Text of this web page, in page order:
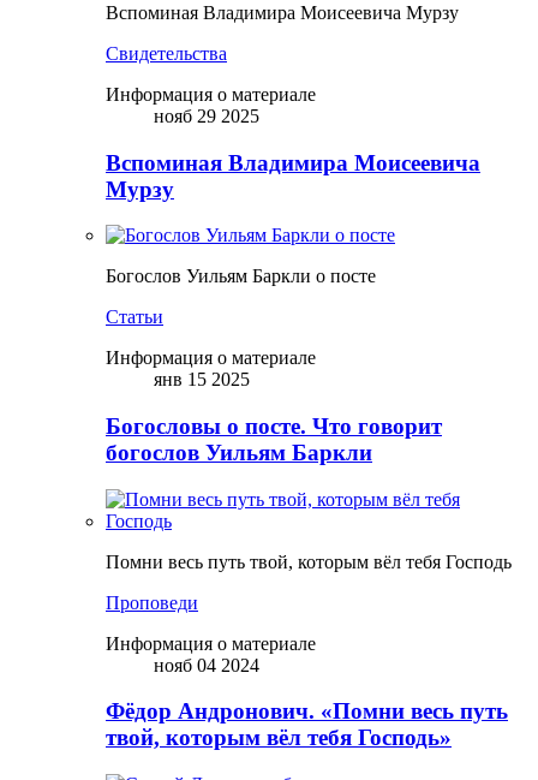
Вспоминая Владимира Моисеевича Мурзу
Свидетельства
Информация о материале
нояб 29 2025
Вспоминая Владимира Моисеевича
Мурзу
Богослов Уильям Баркли о посте
Статьи
Информация о материале
янв 15 2025
Богословы о посте. Что говорит
богослов Уильям Баркли
Помни весь путь твой, которым вёл тебя Господь
Проповеди
Информация о материале
нояб 04 2024
Фёдор Андронович. «Помни весь путь
твой, которым вёл тебя Господь»